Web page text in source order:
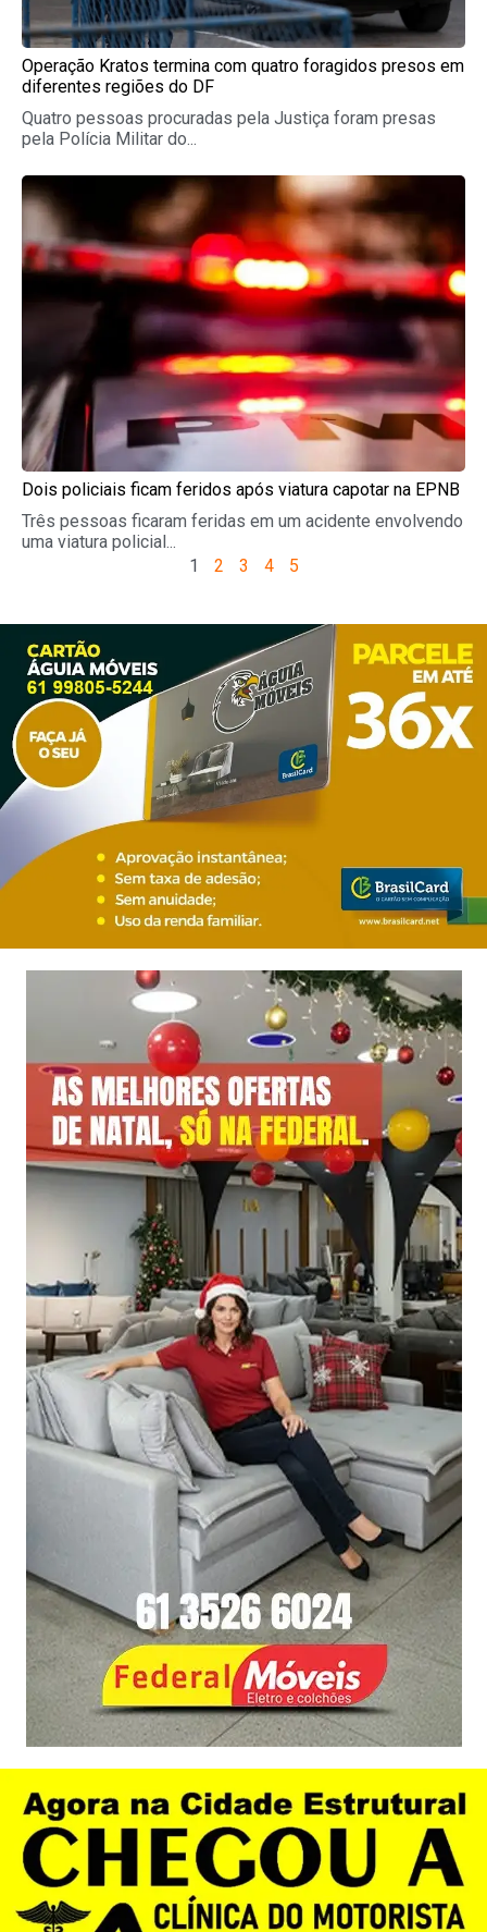
Operação Kratos termina com quatro foragidos presos em
diferentes regiões do DF
Quatro pessoas procuradas pela Justiça foram presas
pela Polícia Militar do...
Dois policiais ficam feridos após viatura capotar na EPNB
Três pessoas ficaram feridas em um acidente envolvendo
uma viatura policial...
1
2 3 4 5